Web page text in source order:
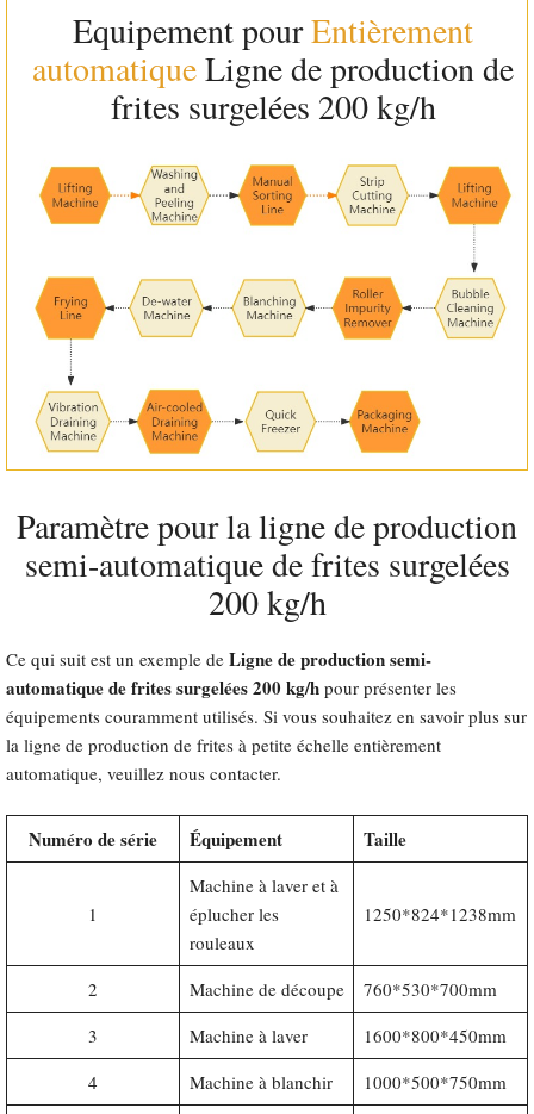
Equipement pourEntièrement
automatiqueLigne de production de
frites surgelées 200 kg/h
Paramètre pour la ligne de production
semi-automatique de frites surgelées
200 kg/h
Ce qui suit est un exemple de Ligne de production semi-
automatique de frites surgelées 200 kg/h pour présenter les
équipements couramment utilisés. Si vous souhaitez en savoir plus sur
la ligne de production de frites à petite échelle entièrement
automatique, veuillez nous contacter.
Numéro de série Équipement Taille
1
Machine à laver et à
éplucher les
rouleaux
1250*824*1238mm
2 Machine de découpe
760*530*700mm
3
Machine à laver
1600*800*450mm
4
Machine à blanchir 1000*500*750mm